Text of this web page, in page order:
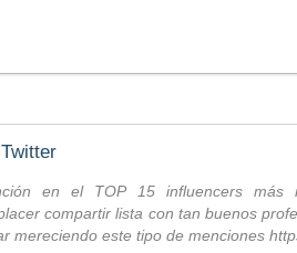
en el TOP 15 influencers más
compartir lista con tan buenos
mereciendo este tipo de menciones